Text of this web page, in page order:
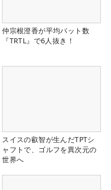
仲宗根澄香が平均パット数
『TRTL』で6人抜き！
スイスの叡智が生んだTPTシ
ャフトで、ゴルフを異次元の
世界へ